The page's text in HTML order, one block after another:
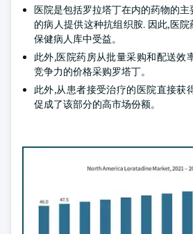
医院是包括罗拉塔丁在内的药物的
的病人提供这种抗组织胺. 因此,医
保健病人库中受益。
此外,医院药房从批量采购和配送效
竞争力的价格采购罗塔丁。
此外,从患者接受治疗的医院直接获
促成了该部分的高市场份额。